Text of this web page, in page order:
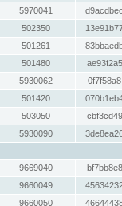
5970041
502350
501261
501480
5930062
501420
503050
5930090
9669040
9660049
9660050